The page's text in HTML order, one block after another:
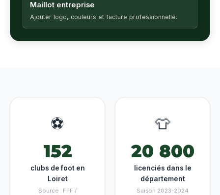
Maillot entreprise
Ajouter logo, couleurs et facture professionnelle.
⚽
152
clubs de foot en
Loiret
Source : FFF /
👕
20 800
licenciés dans le
département
Saison 2023-2024